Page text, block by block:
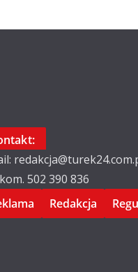
502 390 836
Redakcja